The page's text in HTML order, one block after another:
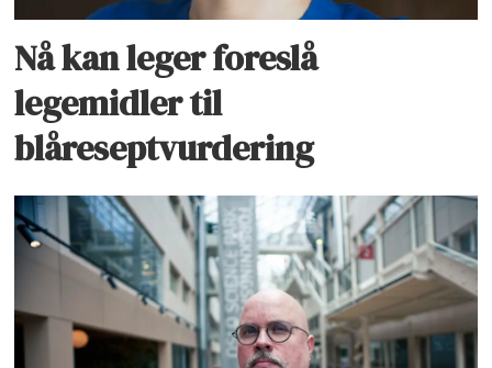
Nå kan leger foreslå
legemidler til
blåreseptvurdering